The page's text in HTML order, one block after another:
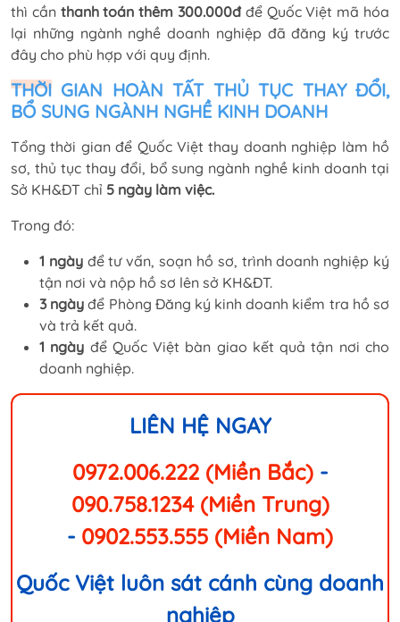
thì cần thanh toán thêm 300.000đđể Quốc Việt mã hóa
lại những ngành nghề doanh nghiệp đã đăng ký trước
đây cho phù hợp với quy định.
THỜI GIAN HOÀN TẤT THỦ TỤC THAY ĐỔI,
BỔ SUNG NGÀNH NGHỀ KINH DOANH
Tổng thời gian để Quốc Việt thay doanh nghiệp làm hồ
sơ, thủ tục thay đổi, bổ sung ngành nghề kinh doanh tại
Sở KH&ĐT chỉ 5 ngày làm việc.
Trong đó:
1 ngàyđể tư vấn, soạn hồ sơ, trình doanh nghiệp ký
tận nơi và nộp hồ sơ lên sở KH&ĐT.
3 ngàyđể Phòng Đăng ký kinh doanh kiểm tra hồ sơ
và trả kết quả.
1 ngày để Quốc Việt bàn giao kết quả tận nơi cho
doanh nghiệp.
LIÊN HỆ NGAY
0972.006.222 (Miền Bắc) -
090.758.1234 (Miền Trung)
- 0902.553.555 (Miền Nam)
Quốc Việt luôn sát cánh cùng doanh
nghiệp